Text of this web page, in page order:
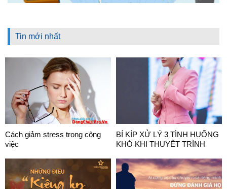
Tin mới nhất
Cách giảm stress trong công
việc
BÍ KÍP XỬ LÝ 3 TÌNH HUỐNG
KHÓ KHI THUYẾT TRÌNH